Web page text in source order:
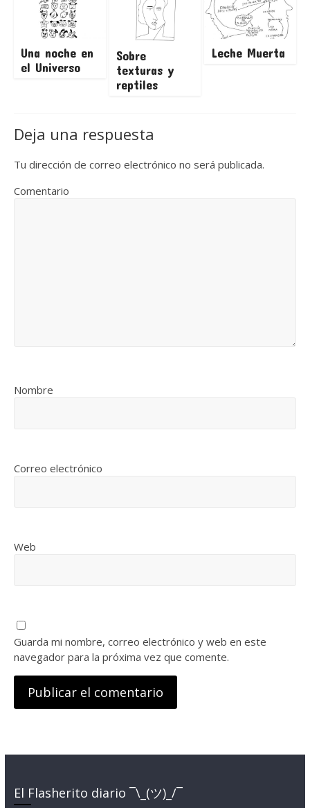
Una noche en
el Universo
Sobre
texturas y
reptiles
Leche Muerta
Deja una respuesta
Tu dirección de correo electrónico no será publicada.
Comentario
Nombre
Correo electrónico
Web
Guarda mi nombre, correo electrónico y web en este
navegador para la próxima vez que comente.
El Flasherito diario ¯\_(ツ)_/¯